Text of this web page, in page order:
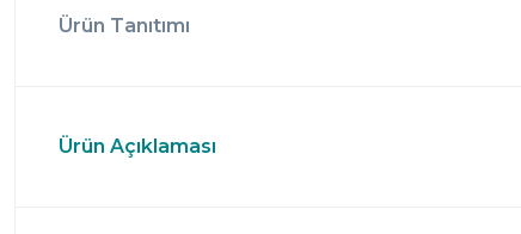
Ürün Tanıtımı
Ürün Açıklaması